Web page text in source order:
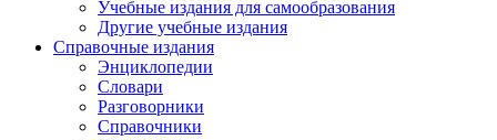
Учебные издания для самообразования
Другие учебные издания
Справочные издания
Энциклопедии
Словари
Разговорники
Справочники